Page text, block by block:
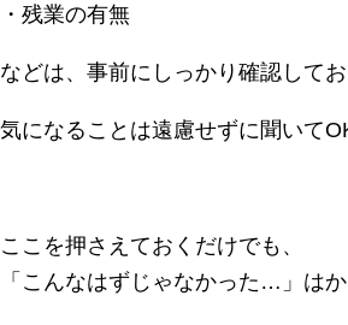
・残業の有無
などは、事前にしっかり確認してお
気になることは遠慮せずに聞いて
ここを押さえておくだけでも、
「こんなはずじゃなかった…」はか